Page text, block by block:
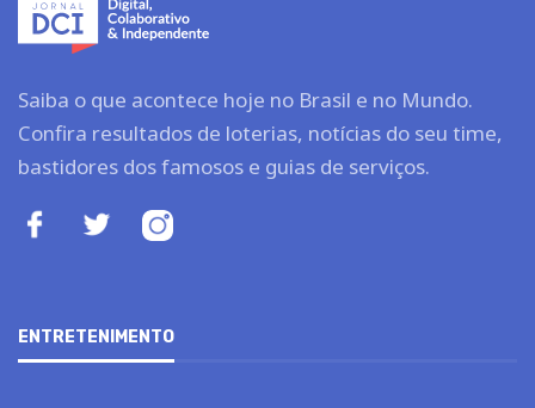
Saiba o que acontece hoje no Brasil e no Mundo.
Confira resultados de loterias, notícias do seu time,
bastidores dos famosos e guias de serviços.
ENTRETENIMENTO